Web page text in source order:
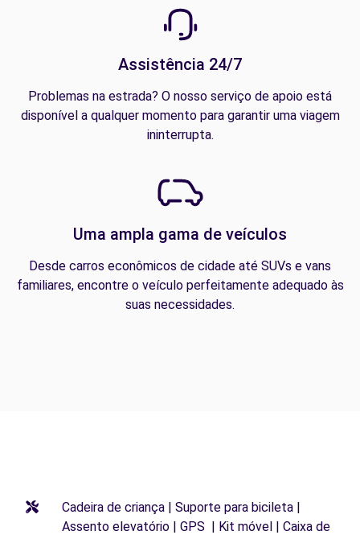
Assistência 24/7
Problemas na estrada? O nosso serviço de apoio está
disponível a qualquer momento para garantir uma viagem
ininterrupta.
Uma ampla gama de veículos
Desde carros econômicos de cidade até SUVs e vans
familiares, encontre o veículo perfeitamente adequado às
suas necessidades.
Cadeira de criança | Suporte para bicileta |
Assento elevatório | GPS | Kit móvel | Caixa de